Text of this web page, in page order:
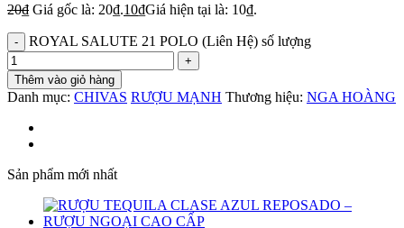
20₫ Giá gốc là: 20₫.10₫Giá hiện tại là: 10₫.
ROYAL SALUTE 21 POLO (Liên Hệ) số lượng
Thêm vào giỏ hàng
Danh mục: CHIVAS RƯỢU MẠNH Thương hiệu: NGA HOÀNG
Sản phẩm mới nhất